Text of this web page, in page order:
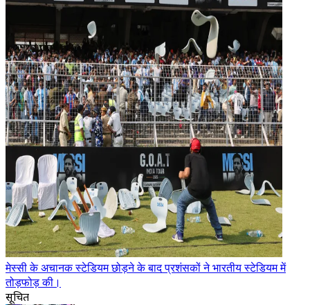
मेस्सी के अचानक स्टेडियम छोड़ने के बाद प्रशंसकों ने भारतीय स्टेडियम में
तोड़फोड़ की।
सूचित